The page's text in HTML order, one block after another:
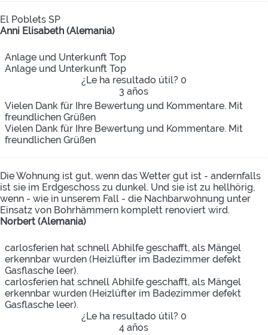
El Poblets SP
Anni Elisabeth (Alemania)
Anlage und Unterkunft Top
Anlage und Unterkunft Top
¿Le ha resultado útil? 0
3 años
Vielen Dank für Ihre Bewertung und Kommentare. Mit
freundlichen Grüßen
Vielen Dank für Ihre Bewertung und Kommentare. Mit
freundlichen Grüßen
Die Wohnung ist gut, wenn das Wetter gut ist - andernfalls
ist sie im Erdgeschoss zu dunkel. Und sie ist zu hellhörig,
wenn - wie in unserem Fall - die Nachbarwohnung unter
Einsatz von Bohrhämmern komplett renoviert wird.
Norbert (Alemania)
carlosferien hat schnell Abhilfe geschafft, als Mängel
erkennbar wurden (Heizlüfter im Badezimmer defekt
Gasflasche leer).
carlosferien hat schnell Abhilfe geschafft, als Mängel
erkennbar wurden (Heizlüfter im Badezimmer defekt
Gasflasche leer).
¿Le ha resultado útil? 0
4 años